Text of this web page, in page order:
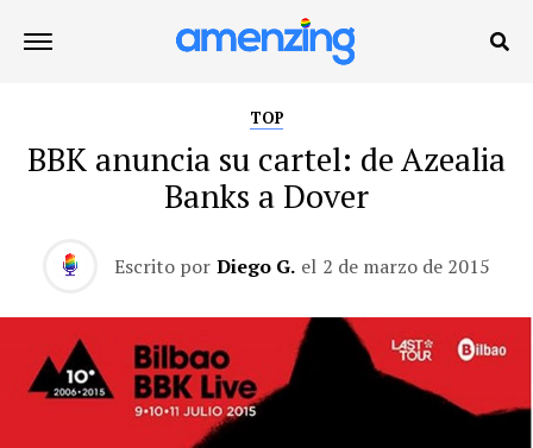
TOP
BBK anuncia su cartel: de Azealia
Banks a Dover
Escrito por Diego G. el 2 de marzo de 2015